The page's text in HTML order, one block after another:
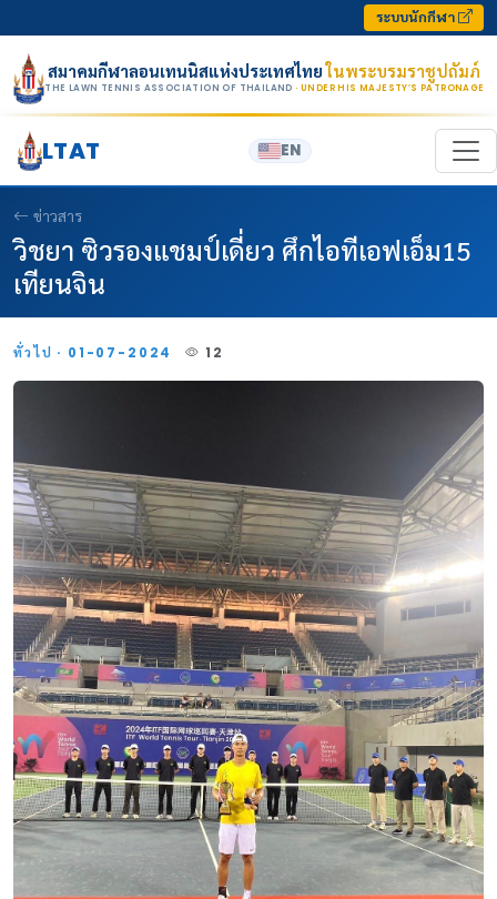
ระบบนักกีฬา
สมาคมกีฬาลอนเทนนิสแห่งประเทศไทยในพระบรมราชูปถัมภ์
THE LAWN TENNIS ASSOCIATION OF THAILAND · UNDER HIS MAJESTY’S PATRONAGE
LTAT EN
ข่าวสาร
วิชยา ซิวรองแชมป์เดี่ยว ศึกไอทีเอฟเอ็ม15
เทียนจิน
ทั่วไป · 01-07-2024 12